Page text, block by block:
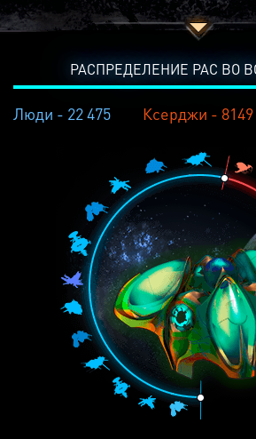
РАСПРЕДЕЛЕНИЕ РАС ВО
Люди - 22 475 Ксерджи - 8149